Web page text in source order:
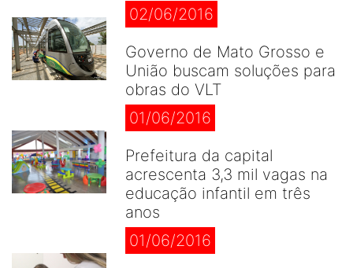
02/06/2016
Governo de Mato Grosso e
União buscam soluções para
obras do VLT
01/06/2016
Prefeitura da capital
acrescenta 3,3 mil vagas na
educação infantil em três
anos
01/06/2016